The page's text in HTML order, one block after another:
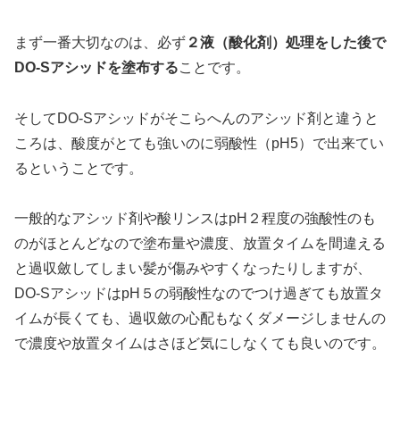
まず一番大切なのは、必ず ２液（酸化剤）処理をした後で
DO-Sアシッドを塗布することです。
そしてDO-Sアシッドがそこらへんのアシッド剤と違うと
ころは、酸度がとても強いのに弱酸性（pH5）で出来てい
るということです。
一般的なアシッド剤や酸リンスはpH２程度の強酸性のも
のがほとんどなので塗布量や濃度、放置タイムを間違える
と過収斂してしまい髪が傷みやすくなったりしますが、
DO-SアシッドはpH５の弱酸性なのでつけ過ぎても放置タ
イムが長くても、過収斂の心配もなくダメージしませんの
で濃度や放置タイムはさほど気にしなくても良いのです。